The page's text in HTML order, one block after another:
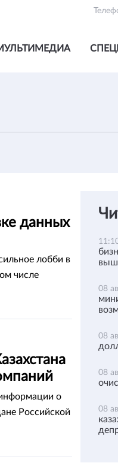
данных
лобби в
числе
о
Российской
08
08
08
08